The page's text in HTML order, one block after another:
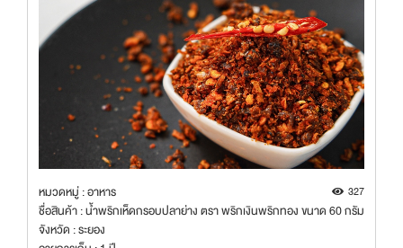
หมวดหมู่ : อาหาร 327
ชื่อสินค้า : น้ำพริกเห็ดกรอบปลาย่าง ตรา พริกเงินพริกทอง ขนาด 60 กรัม
จังหวัด : ระยอง